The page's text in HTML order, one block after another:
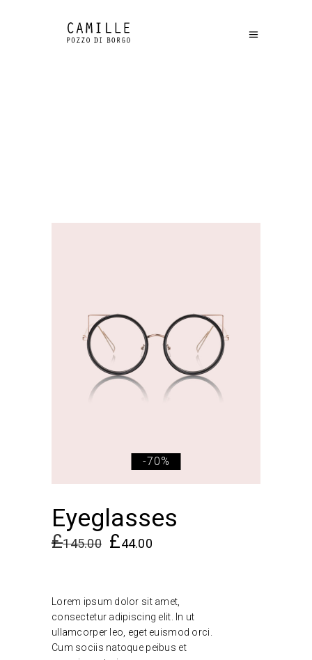
-70%
Eyeglasses
£145.00 £44.00
Lorem ipsum dolor sit amet,
consectetur adipiscing elit. In ut
ullamcorper leo, eget euismod orci.
Cum sociis natoque peibus et